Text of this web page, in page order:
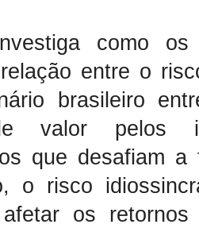
como
entre o
brasileiro
valor pelos
que desafiam
o risco
os retornos